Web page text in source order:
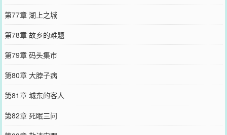
第77章 湖上之城
第78章 故乡的难题
第79章 码头集市
第80章 大脖子病
第81章 城东的客人
第82章 死眠三问